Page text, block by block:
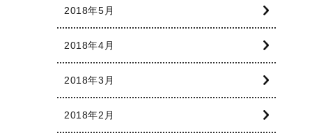
2018年5月
2018年4月
2018年3月
2018年2月